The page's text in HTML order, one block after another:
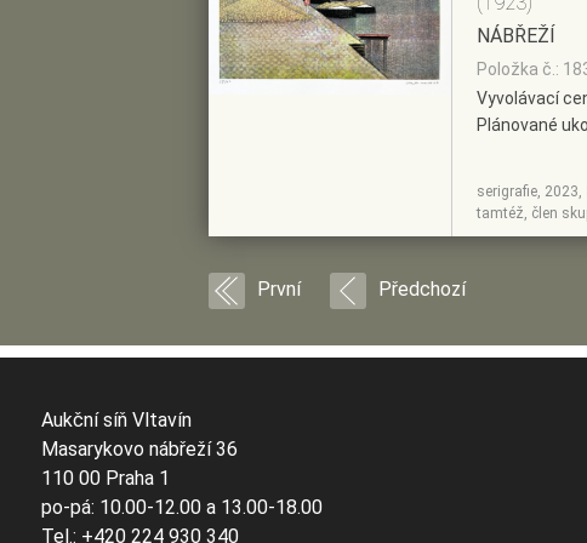
NÁBŘEŽÍ
Položka č.:
Vyvolávací
Plánované
serigrafie,
tamtéž, člen
První Předchozí
Aukční síň Vltavín
Masarykovo nábřeží 36
110 00 Praha 1
po-pá: 10.00-12.00 a 13.00-18.00
Tel.: +420 224 930 340